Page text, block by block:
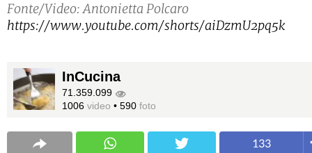
Fonte/Video: Antonietta Polcaro
https://www.youtube.com/shorts/aiDzmU2pq5k
InCucina
71.359.099
1006 video • 590 foto
133